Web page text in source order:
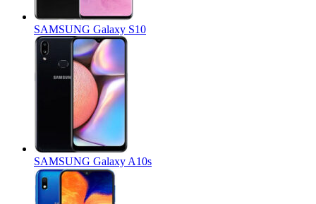
SAMSUNG Galaxy S10
SAMSUNG Galaxy A10s